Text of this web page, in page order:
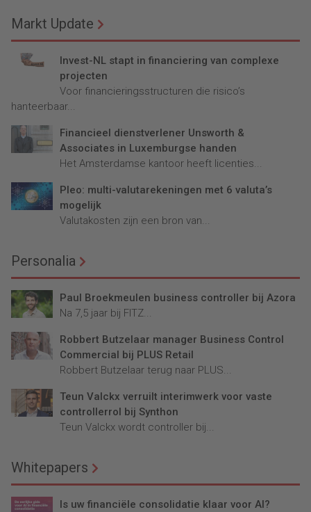
Markt Update
Invest-NL stapt in financiering van complexe
projecten
Voor financieringsstructuren die risico’s
hanteerbaar...
Financieel dienstverlener Unsworth &
Associates in Luxemburgse handen
Het Amsterdamse kantoor heeft licenties...
Pleo: multi-valutarekeningen met 6 valuta’s
mogelijk
Valutakosten zijn een bron van...
Personalia
Paul Broekmeulen business controller bij Azora
Na 7,5 jaar bij FITZ...
Robbert Butzelaar manager Business Control
Commercial bij PLUS Retail
Robbert Butzelaar terug naar PLUS...
Teun Valckx verruilt interimwerk voor vaste
controllerrol bij Synthon
Teun Valckx wordt controller bij...
Whitepapers
Is uw financiële consolidatie klaar voor AI?